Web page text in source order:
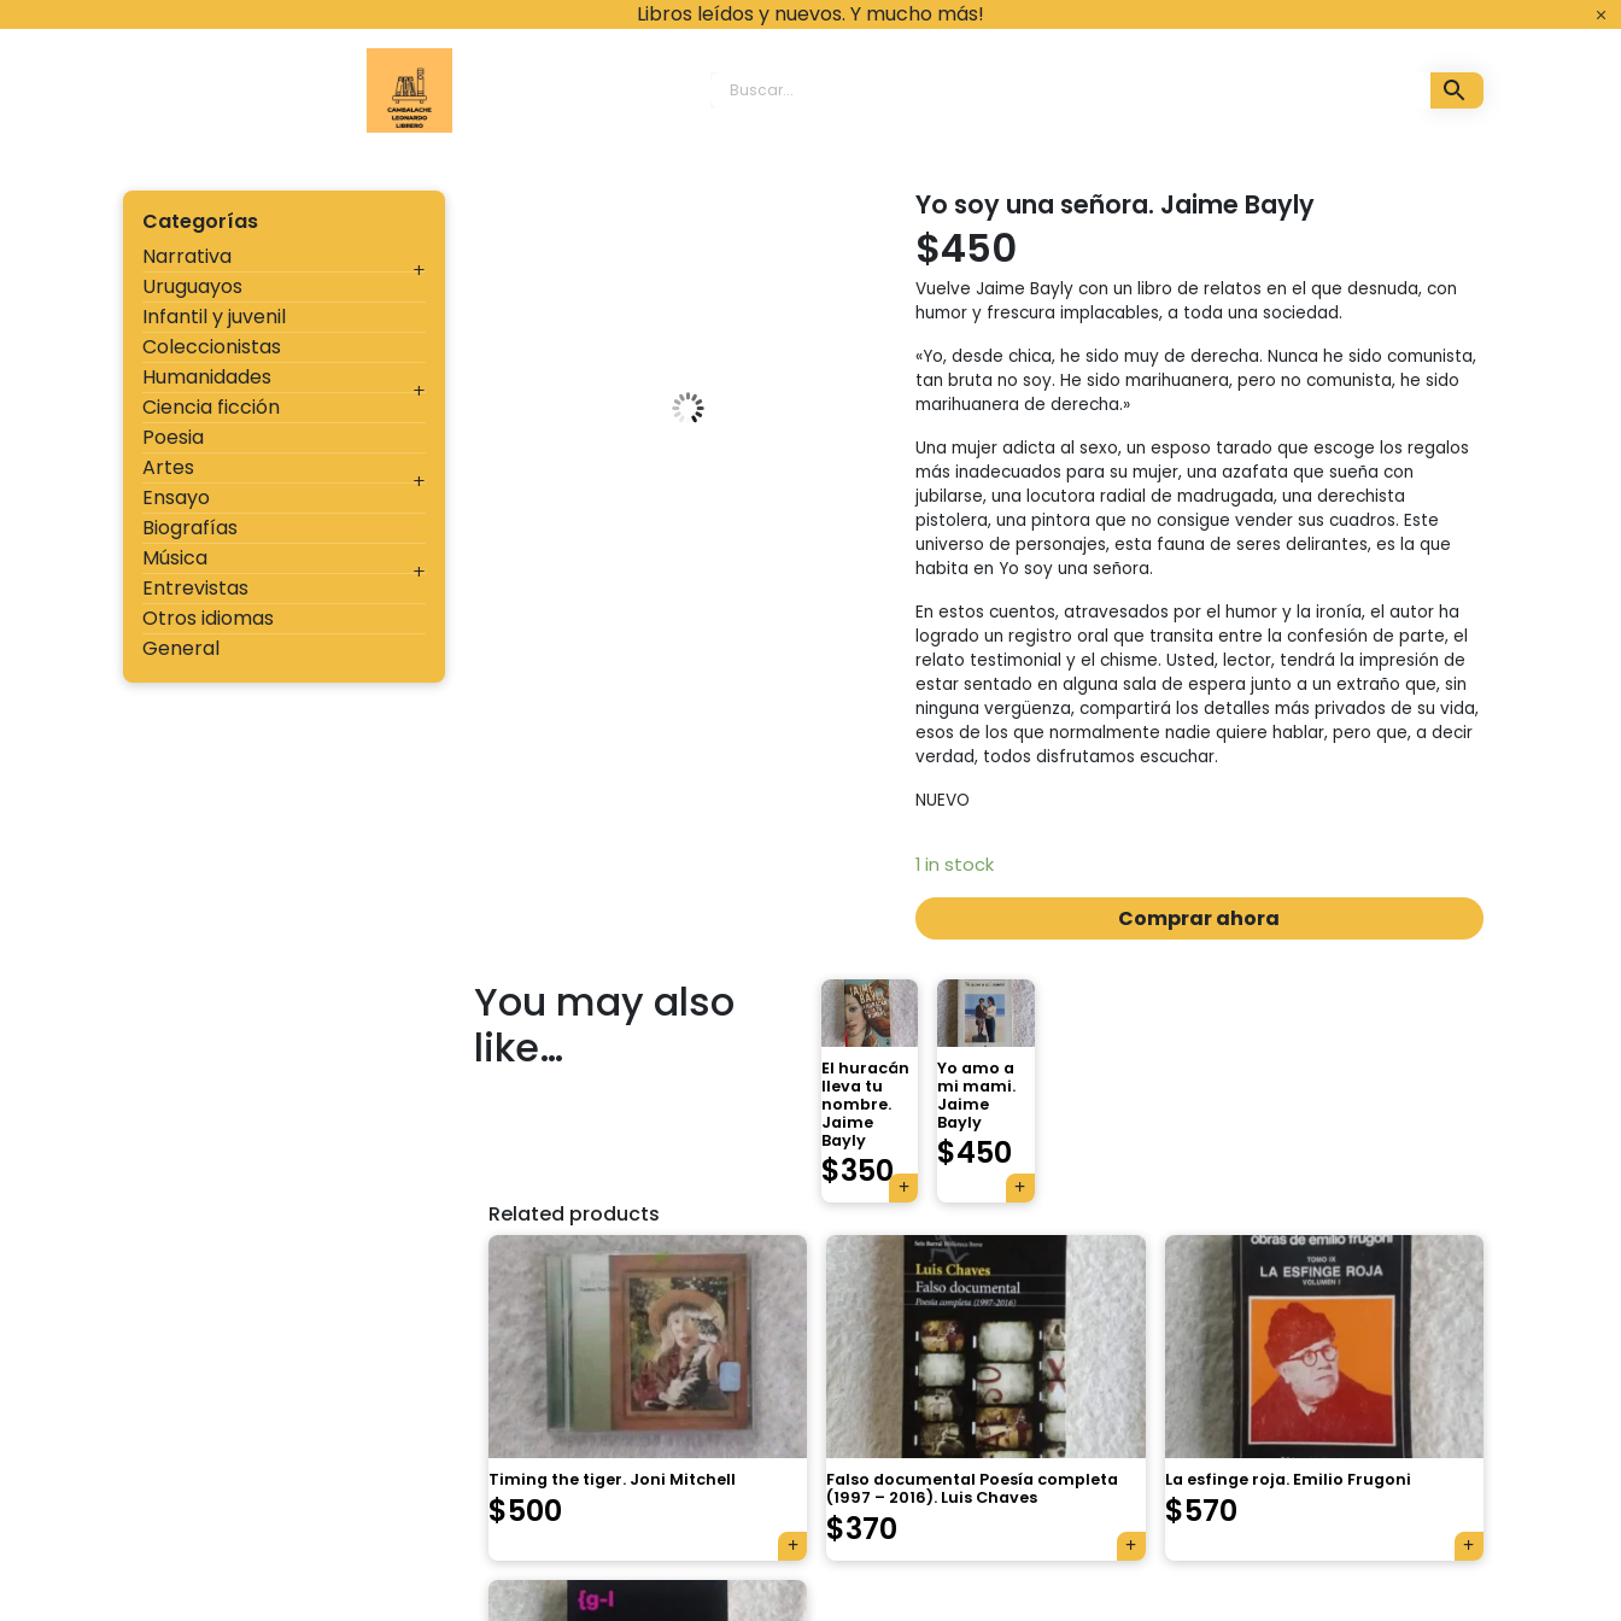
Libros leídos y nuevos. Y mucho más!
Categorías
Narrativa
Uruguayos
Infantil y juvenil
Coleccionistas
Humanidades
Ciencia ficción
Poesia
Artes
Ensayo
Biografías
Música
Entrevistas
Otros idiomas
General
Yo soy una señora. Jaime Bayly
$450
Vuelve Jaime Bayly con un libro de relatos en el que desnuda, con
humor y frescura implacables, a toda una sociedad.
«Yo, desde chica, he sido muy de derecha. Nunca he sido comunista,
tan bruta no soy. He sido marihuanera, pero no comunista, he sido
marihuanera de derecha.»
Una mujer adicta al sexo, un esposo tarado que escoge los regalos
más inadecuados para su mujer, una azafata que sueña con
jubilarse, una locutora radial de madrugada, una derechista
pistolera, una pintora que no consigue vender sus cuadros. Este
universo de personajes, esta fauna de seres delirantes, es la que
habita en Yo soy una señora.
En estos cuentos, atravesados por el humor y la ironía, el autor ha
logrado un registro oral que transita entre la confesión de parte, el
relato testimonial y el chisme. Usted, lector, tendrá la impresión de
estar sentado en alguna sala de espera junto a un extraño que, sin
ninguna vergüenza, compartirá los detalles más privados de su vida,
esos de los que normalmente nadie quiere hablar, pero que, a decir
verdad, todos disfrutamos escuchar.
NUEVO
1 in stock
Comprar ahora
You may also
like…
El huracán
lleva tu
nombre.
Jaime
Bayly
$350
Yo amo a
mi mami.
Jaime
Bayly
$450
Related products
Timing the tiger. Joni Mitchell
$500
Falso documental Poesía completa
(1997 – 2016). Luis Chaves
$370
La esfinge roja. Emilio Frugoni
$570